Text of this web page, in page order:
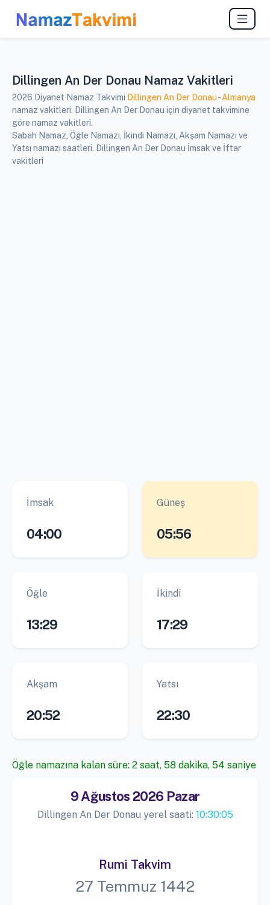
Dillingen An Der Donau Namaz Vakitleri
2026 Diyanet Namaz Takvimi Dillingen An Der Donau-Almanya
namaz vakitleri. Dillingen An Der Donau için diyanet takvimine
göre namaz vakitleri.
Sabah Namaz, Öğle Namazı, İkindi Namazı, Akşam Namazı ve
Yatsı namazı saatleri. Dillingen An Der Donau İmsak ve İftar
vakitleri
İmsak
04:00
Güneş
05:56
Öğle
13:29
İkindi
17:29
Akşam
20:52
Yatsı
22:30
Öğle namazına kalan süre: 2 saat, 58 dakika, 54 saniye
9 Ağustos 2026 Pazar
Dillingen An Der Donau yerel saati: 10:30:05
Rumi Takvim
27 Temmuz 1442